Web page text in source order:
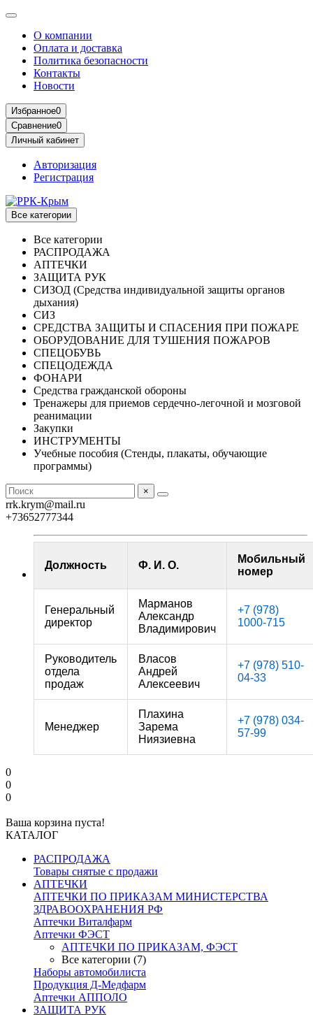
О компании
Оплата и доставка
Политика безопасности
Контакты
Новости
Избранное0
Сравнение0
Личный кабинет
Авторизация
Регистрация
Все категории
Все категории
РАСПРОДАЖА
АПТЕЧКИ
ЗАЩИТА РУК
СИЗОД (Средства индивидуальной защиты органов
дыхания)
СИЗ
СРЕДСТВА ЗАЩИТЫ И СПАСЕНИЯ ПРИ ПОЖАРЕ
ОБОРУДОВАНИЕ ДЛЯ ТУШЕНИЯ ПОЖАРОВ
СПЕЦОБУВЬ
СПЕЦОДЕЖДА
ФОНАРИ
Средства гражданской обороны
Тренажеры для приемов сердечно-легочной и мозговой
реанимации
Закупки
ИНСТРУМЕНТЫ
Учебные пособия (Стенды, плакаты, обучающие
программы)
×
rrk.krym@mail.ru
+73652777344
Должность Ф. И. О.
Мобильный
номер
Генеральный
директор
Марманов
Александр
Владимирович
+7 (978)
1000-715
Руководитель
отдела
продаж
Власов
Андрей
Алексеевич
+7 (978) 510-
04-33
Менеджер
Плахина
Зарема
Ниязиевна
+7 (978) 034-
57-99
0
0
0
Ваша корзина пуста!
КАТАЛОГ
РАСПРОДАЖА
Товары снятые с продажи
АПТЕЧКИ
АПТЕЧКИ ПО ПРИКАЗАМ МИНИСТЕРСТВА
ЗДРАВООХРАНЕНИЯ РФ
Аптечки Виталфарм
Аптечки ФЭСТ
АПТЕЧКИ ПО ПРИКАЗАМ, ФЭСТ
Все категории (7)
Наборы автомобилиста
Продукция Д-Медфарм
Аптечки АППОЛО
ЗАЩИТА РУК